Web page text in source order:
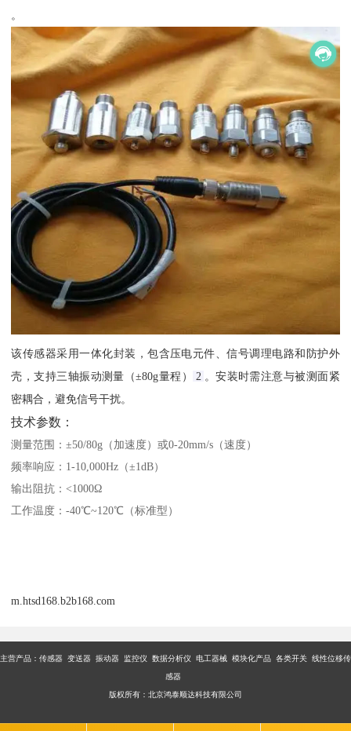
。
该传感器采用一体化封装，包含压电元件、信号调理电路和防护外
壳，支持三轴振动测量（±80g量程）‌
2 。安装时需注意与被测面紧
密耦合，避免信号干扰。
技术参数：
测量范围：±50/80g（加速度）或0-20mm/s（速度）
频率响应：1-10,000Hz（±1dB）
输出阻抗：<1000Ω
工作温度：-40℃~120℃（标准型）
m.htsd168.b2b168.com
主营产品：传感器 变送器 振动器 监控仪 数据分析仪 电工器械 模块化产品 各类开关 线性位移传
感器
版权所有：北京鸿泰顺达科技有限公司